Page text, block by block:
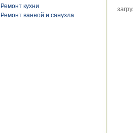
Ремонт кухни
Ремонт ванной и санузла